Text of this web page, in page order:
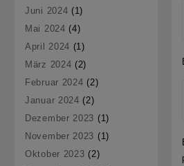
Juni 2024 (1)
Mai 2024 (4)
April 2024 (1)
März 2024 (2)
Februar 2024 (2)
Januar 2024 (2)
Dezember 2023 (1)
November 2023 (1)
Oktober 2023 (2)